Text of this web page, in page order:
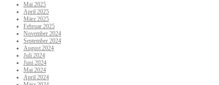
Mai 2025
April 2025
März 2025
Februar 2025
November 2024
September 2024
August 2024
Juli 2024
Juni 2024
Mai 2024
April 2024